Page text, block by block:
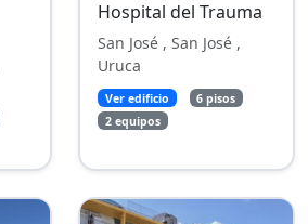
Hospital del Trauma
San José , San José ,
Uruca
Ver edificio
6 pisos
2 equipos